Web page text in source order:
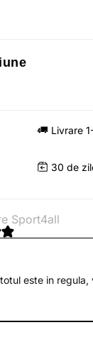
Livrare
30 de
Sport4all
este in regula,